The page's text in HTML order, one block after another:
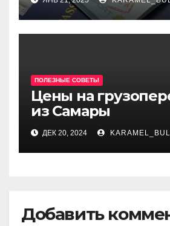
страны
ПОЛЕЗНЫЕ СОВЕТЫ
Цены на
из Самары
ДЕК 20, 2024
Добавить